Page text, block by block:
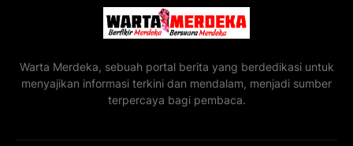
Warta Merdeka, sebuah portal berita yang berdedikasi untuk
menyajikan informasi terkini dan mendalam, menjadi sumber
terpercaya bagi pembaca.